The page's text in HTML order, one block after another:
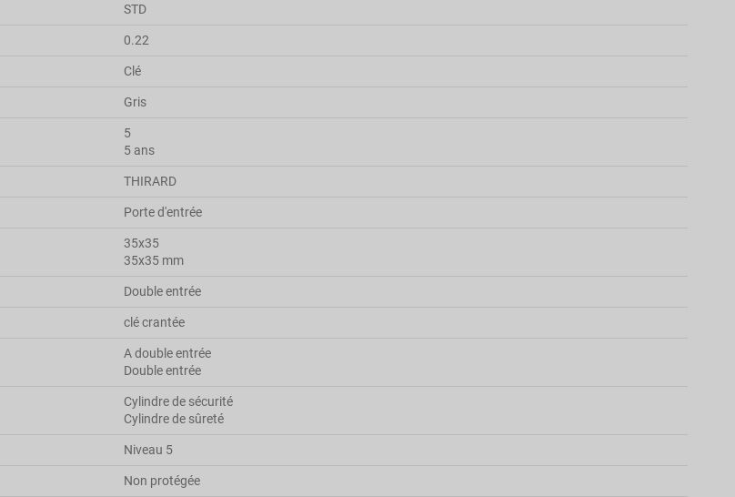
STD
0.22
Clé
Gris
5
5 ans
THIRARD
Porte d'entrée
35x35
35x35 mm
Double entrée
clé crantée
A double entrée
Double entrée
Cylindre de sécurité
Cylindre de sûreté
Niveau 5
Non protégée